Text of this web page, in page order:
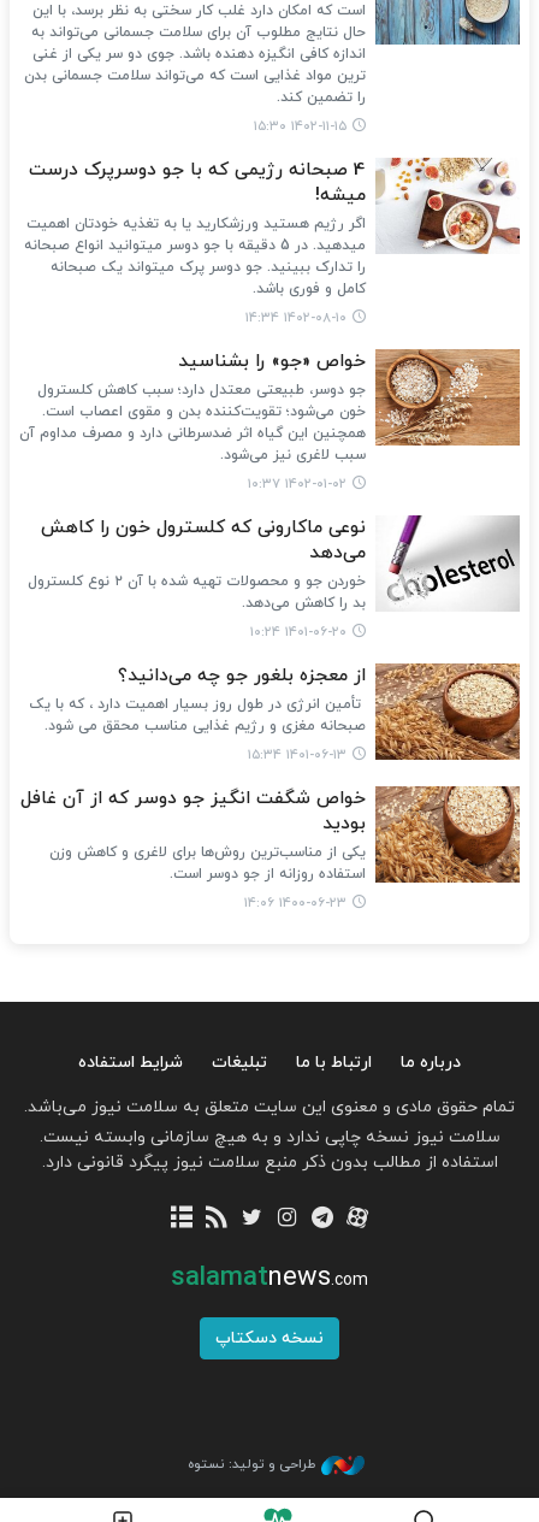
است که امکان دارد غلب کار سختی به نظر برسد، با این
حال نتایج مطلوب آن برای سلامت جسمانی می‌تواند به
اندازه کافی انگیزه دهنده باشد. جوی دو سر یکی از غنی
ترین مواد غذایی است که می‌تواند سلامت جسمانی بدن
را تضمین کند.
۱۴۰۲-۱۱-۱۵ ۱۵:۳۰
4 صبحانه رژیمی که با جو دوسرپرک درست
میشه!
اگر رژیم هستید ورزشکارید یا به تغذیه خودتان اهمیت
میدهید. در 5 دقیقه با جو دوسر میتوانید انواع صبحانه
را تدارک ببینید. جو دوسر پرک میتواند یک صبحانه
کامل و فوری باشد.
۱۴۰۲-۰۸-۱۰ ۱۴:۳۴
خواص «جو» را بشناسید
جو دوسر، طبیعتی معتدل دارد؛ سبب کاهش کلسترول
خون می‌شود؛ تقویت‌کننده بدن و مقوی اعصاب است.
همچنین این گیاه اثر ضدسرطانی دارد و مصرف مداوم آن
سبب لاغری نیز می‌شود.
۱۴۰۲-۰۱-۰۲ ۱۰:۳۷
نوعی ماکارونی که کلسترول خون را کاهش
می‌دهد
خوردن جو و محصولات تهیه شده با آن ۲ نوع کلسترول
بد را کاهش می‌دهد.
۱۴۰۱-۰۶-۲۰ ۱۰:۲۴
از معجزه‌ بلغور جو چه می‌دانید؟
تأمین انرژی در طول روز بسیار اهمیت دارد ، که با یک
صبحانه مغزی و رژیم غذایی مناسب محقق می شود.
۱۴۰۱-۰۶-۱۳ ۱۵:۳۴
خواص شگفت انگیز جو دوسر که از آن غافل
بودید
یکی از مناسب‌ترین روش‌ها برای لاغری و کاهش وزن
استفاده روزانه از جو دوسر است.
۱۴۰۰-۰۶-۲۳ ۱۴:۰۶
درباره ما ارتباط با ما تبلیغات
شرایط استفاده
تمام حقوق مادی و معنوی این سایت متعلق به سلامت نیوز می‌باشد.
سلامت نیوز نسخه چاپی ندارد و به هیچ سازمانی وابسته نیست.
استفاده از مطالب بدون ذکر منبع سلامت نیوز پیگرد قانونی دارد.
salamatnews.com
نسخه دسکتاپ
طراحی و تولید: نستوه